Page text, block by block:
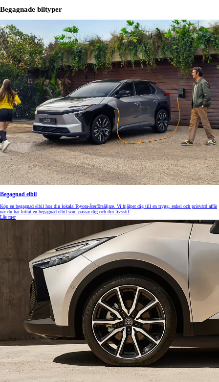
Begagnade biltyper
Begagnad elbil
Köp en begagnad elbil hos din lokala Toyota-återförsäljare. Vi hjälper dig till en trygg, enkel och prisvärd affär
när du har hittat en begagnad elbil som passar dig och din livsstil.
Läs mer